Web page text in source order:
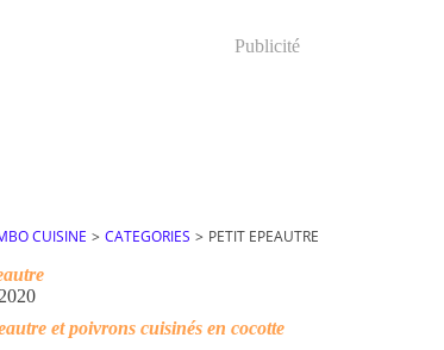
Publicité
CUISINE > CATEGORIES > PETIT EPEAUTRE
et poivrons cuisinés en cocotte